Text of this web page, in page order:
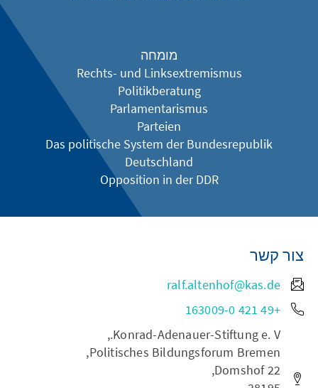
מומחה
Rechts- und Linksextremismus
Politikberatung
Parlamentarismus
Parteien
Das politische System der Bundesrepublik
Deutschland
Opposition in der DDR
צור קשר
ralf.altenhof@kas.de
+49 421 163009-0
Konrad-Adenauer-Stiftung e. V.,
Politisches Bildungsforum Bremen,
Domshof 22,